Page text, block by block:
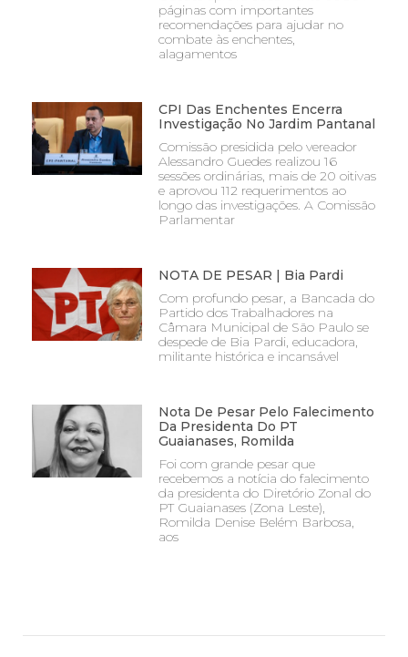
páginas com importantes
recomendações para ajudar no
combate às enchentes,
alagamentos
CPI Das Enchentes Encerra
Investigação No Jardim Pantanal
Comissão presidida pelo vereador
Alessandro Guedes realizou 16
sessões ordinárias, mais de 20 oitivas
e aprovou 112 requerimentos ao
longo das investigações. A Comissão
Parlamentar
NOTA DE PESAR | Bia Pardi
Com profundo pesar, a Bancada do
Partido dos Trabalhadores na
Câmara Municipal de São Paulo se
despede de Bia Pardi, educadora,
militante histórica e incansável
Nota De Pesar Pelo Falecimento
Da Presidenta Do PT
Guaianases, Romilda
Foi com grande pesar que
recebemos a notícia do falecimento
da presidenta do Diretório Zonal do
PT Guaianases (Zona Leste),
Romilda Denise Belém Barbosa,
aos